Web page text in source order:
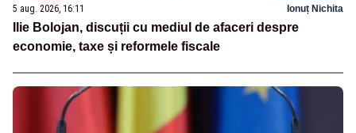
5 aug. 2026, 16:11 Ionuț Nichita
Ilie Bolojan, discuții cu mediul de afaceri despre
economie, taxe și reformele fiscale